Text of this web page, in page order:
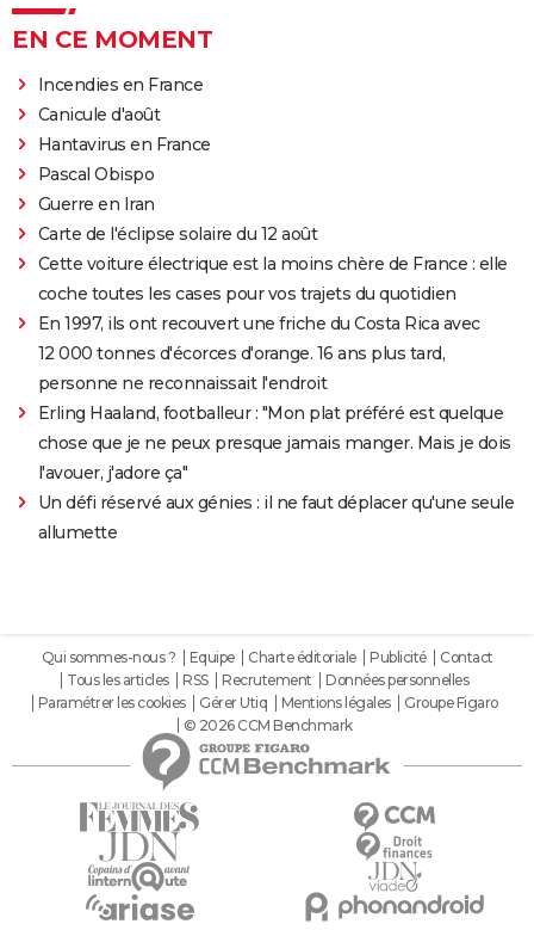
EN CE MOMENT
Incendies en France
Canicule d'août
Hantavirus en France
Pascal Obispo
Guerre en Iran
Carte de l'éclipse solaire du 12 août
Cette voiture électrique est la moins chère de France : elle
coche toutes les cases pour vos trajets du quotidien
En 1997, ils ont recouvert une friche du Costa Rica avec
12 000 tonnes d'écorces d'orange. 16 ans plus tard,
personne ne reconnaissait l'endroit
Erling Haaland, footballeur : "Mon plat préféré est quelque
chose que je ne peux presque jamais manger. Mais je dois
l'avouer, j'adore ça"
Un défi réservé aux génies : il ne faut déplacer qu'une seule
allumette
Qui sommes-nous ? Equipe Charte éditoriale Publicité
Contact
Tous les articles
RSS Recrutement
Données personnelles
Paramétrer les cookies
Gérer Utiq Mentions légales
Groupe Figaro
© 2026 CCM Benchmark